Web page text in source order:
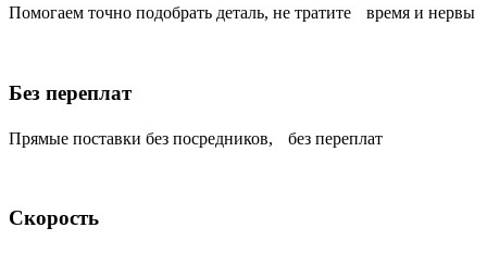
Помогаем точно подобрать деталь, не тратите время и нервы
Без переплат
Прямые поставки без посредников, без переплат
Скорость